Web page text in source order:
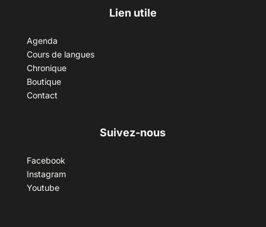
Lien utile
Agenda
Cours de langues
Chronique
Boutique
Contact
Suivez-nous
Facebook
Instagram
Youtube